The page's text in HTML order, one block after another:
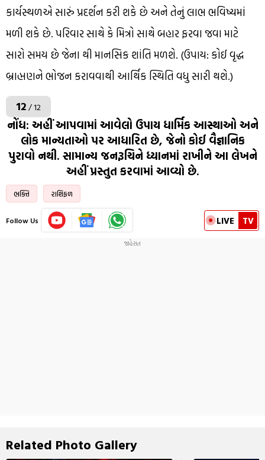
કાર્યસ્થળએ સારું પ્રદર્શન કરી શકે છે અને તેનું લાભ ભવિષ્યમાં
મળી શકે છે. પરિવાર સાથે કે મિત્રો સાથે બહાર ફરવા જવા માટે
સારો સમય છે જેના થી માનસિક શાંતિ મળશે. (ઉપાય: કોઈ વૃદ્ધ
બ્રાહ્મણને ભોજન કરાવવાથી આર્થિક સ્થિતિ વધુ સારી થશે.)
12/ 12
નોંધ: અહીં આપવામાં આવેલો ઉપાય ધાર્મિક આસ્થાઓ અને
લોક માન્યતાઓ પર આધારિત છે, જેનો કોઈ વૈજ્ઞાનિક
પુરાવો નથી. સામાન્ય જનરૂચિને ધ્યાનમાં રાખીને આ લેખને
અહીં પ્રસ્તુત કરવામાં આવ્યો છે.
ભક્તિ રાશિફળ
Follow Us LIVE TV
Related Photo Gallery